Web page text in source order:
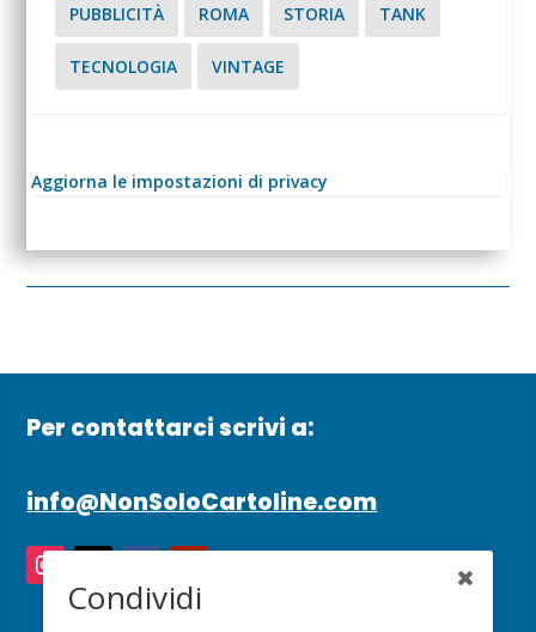
PUBBLICITÀ ROMA STORIA TANK
TECNOLOGIA VINTAGE
Aggiorna le impostazioni di privacy
Per contattarci scrivi a:
info@NonSoloCartoline.com
Condividi